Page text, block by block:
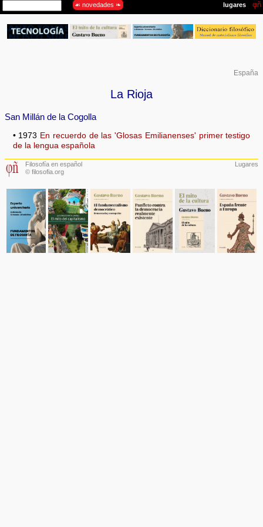
España
La Rioja
San Millán de la Cogolla
• 1973 En recuerdo de las 'Glosas Emilianenses' primer testigo
de la lengua española
Filosofía en español
© filosofia.org
Lugares